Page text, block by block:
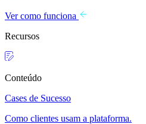
Ver como funciona
Recursos
Conteúdo
Cases de Sucesso
Como clientes usam a plataforma.